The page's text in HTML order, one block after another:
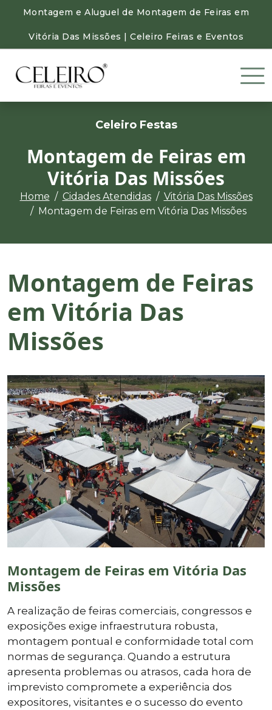
Montagem e Aluguel de Montagem de Feiras em
Vitória Das Missões | Celeiro Feiras e Eventos
Celeiro Festas
Montagem de Feiras em
Vitória Das Missões
Home Cidades Atendidas
Vitória Das Missões
Montagem de Feiras em Vitória Das Missões
Montagem de Feiras
em Vitória Das
Missões
Montagem de Feiras em Vitória Das
Missões
A realização de feiras comerciais, congressos e
exposições exige infraestrutura robusta,
montagem pontual e conformidade total com
normas de segurança. Quando a estrutura
apresenta problemas ou atrasos, cada hora de
imprevisto compromete a experiência dos
expositores, visitantes e o sucesso do evento